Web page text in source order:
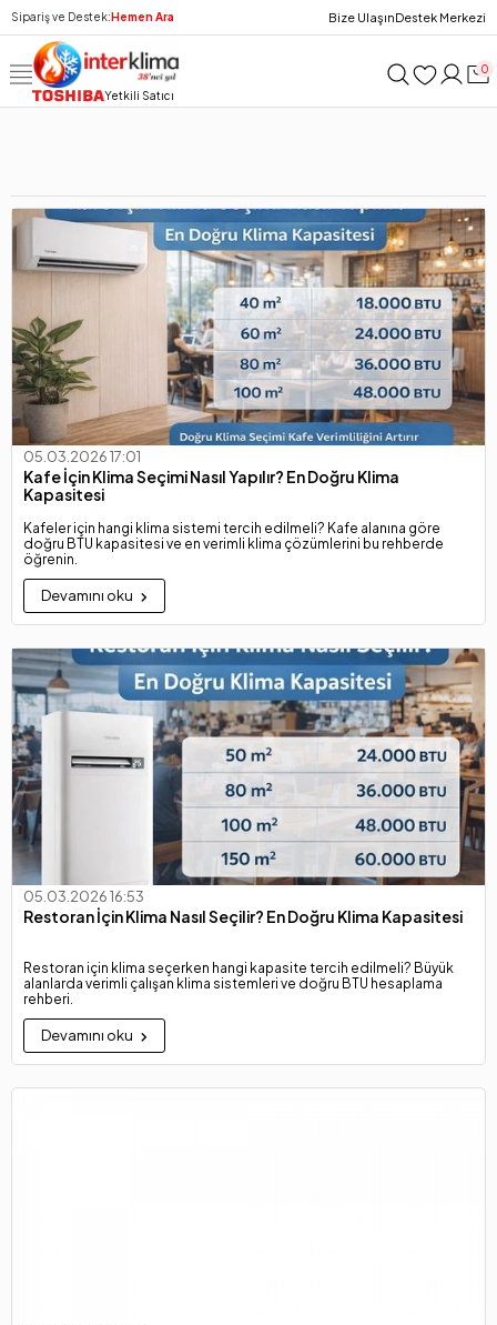
Sipariş ve Destek:Hemen Ara Bize UlaşınDestek Merkezi
Yetkili Satıcı
0
05.03.2026 17:01
Kafe İçin Klima Seçimi Nasıl Yapılır? En Doğru Klima
Kapasitesi
Kafeler için hangi klima sistemi tercih edilmeli? Kafe alanına göre
doğru BTU kapasitesi ve en verimli klima çözümlerini bu rehberde
öğrenin.
Devamını oku
05.03.2026 16:53
Restoran İçin Klima Nasıl Seçilir? En Doğru Klima Kapasitesi
Restoran için klima seçerken hangi kapasite tercih edilmeli? Büyük
alanlarda verimli çalışan klima sistemleri ve doğru BTU hesaplama
rehberi.
Devamını oku